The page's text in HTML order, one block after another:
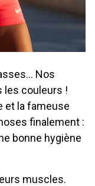
Nos
les couleurs !
et la fameuse
finalement :
bonne hygiène
muscles.